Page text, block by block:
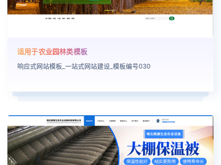
适用于农业园林类模板
响应式网站模板_一站式网站建设_模板编号030